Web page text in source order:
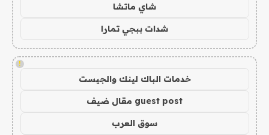
شاي ماتشا
شدات ببجي تمارا
!
خدمات الباك لينك والجيست
guest post مقال ضيف
سوق العرب